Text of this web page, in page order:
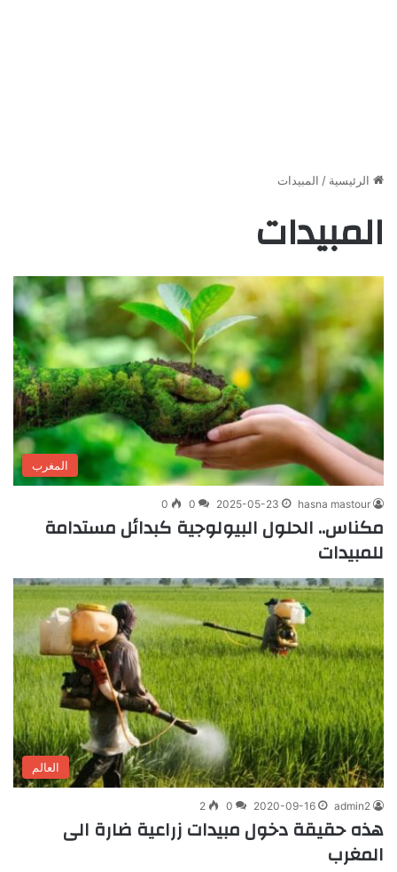
الرئيسية / المبيدات
المبيدات
المغرب
hasna mastour
2025-05-23
0
0
مكناس.. الحلول البيولوجية كبدائل مستدامة
للمبيدات
العالم
admin2
2020-09-16
0
2
هذه حقيقة دخول مبيدات زراعية ضارة الى
المغرب